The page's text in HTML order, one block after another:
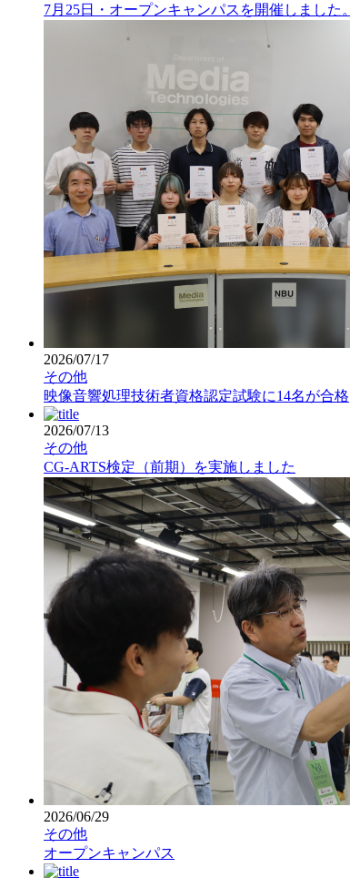
7月25日・オープンキャンパスを開催しました。
2026/07/17
その他
映像音響処理技術者資格認定試験に14名が合格
2026/07/13
その他
CG-ARTS検定（前期）を実施しました
2026/06/29
その他
オープンキャンパス